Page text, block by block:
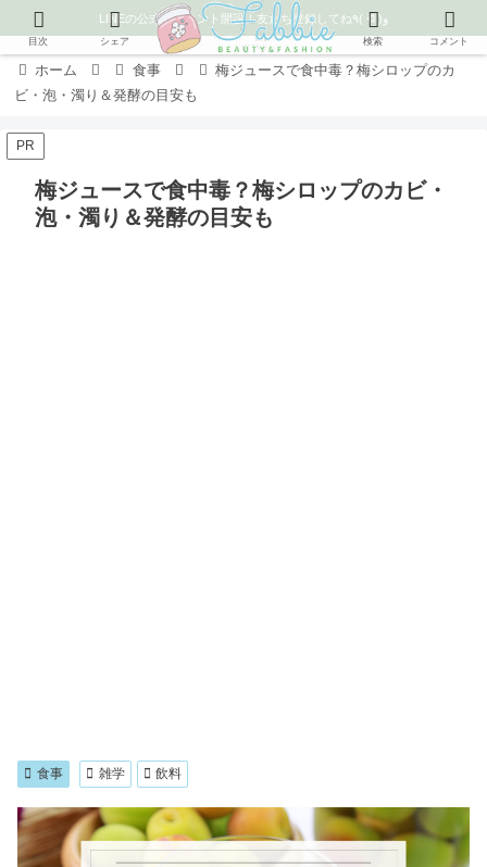
LINEの公式アカウント開設！友だち登録してね٩( ᐛ )و
ホーム 食事
梅ジュースで食中毒？梅シロップのカ
ビ・泡・濁り＆発酵の目安も
PR
梅ジュースで食中毒？梅シロップのカビ・
泡・濁り＆発酵の目安も
食事 雑学 飲料
目次 シェア 検索 コメント